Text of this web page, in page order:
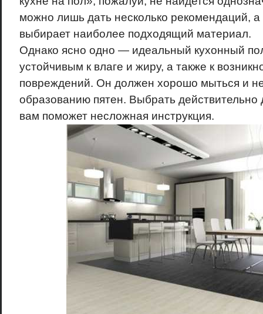
можно лишь дать несколько рекомендаций,
выбирает наиболее подходящий материал.
Однако ясно одно — идеальный кухонный
устойчивым к влаге и жиру, а также к
повреждений. Он должен хорошо мыться и
образованию пятен. Выбрать
вам поможет несложная инструкция.